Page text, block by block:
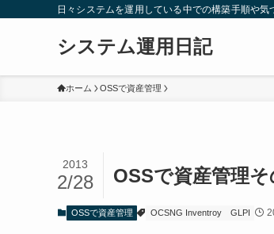
日々システムを運用している中での構築手順や
システム運用日記
ホーム OSSで資産管理
OSSで資産管理そ
2013
2/28
OSSで資産管理 OCSNG Inventroy GLPI